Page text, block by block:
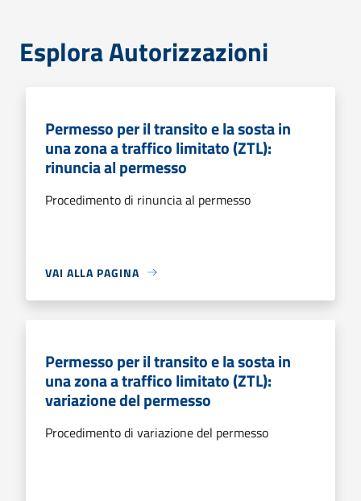
Esplora Autorizzazioni
Permesso per il transito e la sosta in
una zona a traffico limitato (ZTL):
rinuncia al permesso
Procedimento di rinuncia al permesso
VAI ALLA PAGINA
Permesso per il transito e la sosta in
una zona a traffico limitato (ZTL):
variazione del permesso
Procedimento di variazione del permesso